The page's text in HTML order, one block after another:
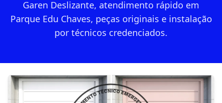
Garen Deslizante, atendimento rápido em
Parque Edu Chaves, peças originais e instalação
por técnicos credenciados.